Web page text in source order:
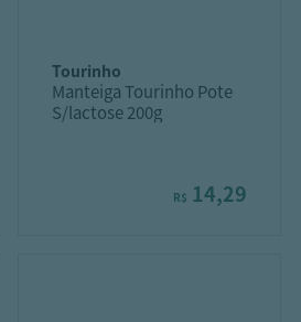
tourinho
Manteiga Tourinho Pote
S/lactose 200g
R$ 14,29